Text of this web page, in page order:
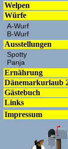
Welpen
Würfe
A-Wurf
B-Wurf
Ausstellungen
Spotty
Panja
Ernährung
Dänemarkurlaub
Gästebuch
Links
Impressum